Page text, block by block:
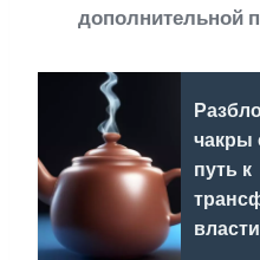
дополнительной
чакры
путь к
власти